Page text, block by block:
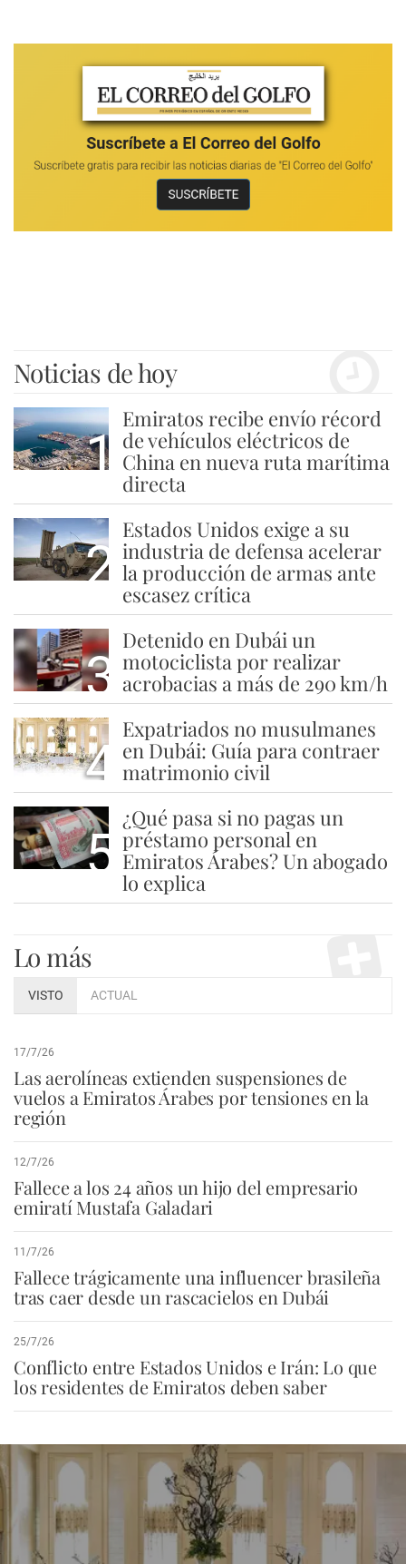
Noticias de hoy
1
Emiratos recibe envío récord
de vehículos eléctricos de
China en nueva ruta marítima
directa
2
Estados Unidos exige a su
industria de defensa acelerar
la producción de armas ante
escasez crítica
3
Detenido en Dubái un
motociclista por realizar
acrobacias a más de 290 km/h
4
Expatriados no musulmanes
en Dubái: Guía para contraer
matrimonio civil
5
¿Qué pasa si no pagas un
préstamo personal en
Emiratos Árabes? Un abogado
lo explica
Lo más
VISTO ACTUAL
17/7/26
Las aerolíneas extienden suspensiones de
vuelos a Emiratos Árabes por tensiones en la
región
12/7/26
Fallece a los 24 años un hijo del empresario
emiratí Mustafa Galadari
11/7/26
Fallece trágicamente una influencer brasileña
tras caer desde un rascacielos en Dubái
25/7/26
Conflicto entre Estados Unidos e Irán: Lo que
los residentes de Emiratos deben saber